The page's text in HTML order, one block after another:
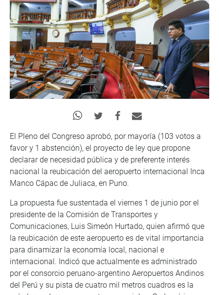
El Pleno del Congreso aprobó, por mayoría (103 votos a
favor y 1 abstención), el proyecto de ley que propone
declarar de necesidad pública y de preferente interés
nacional la reubicación del aeropuerto internacional Inca
Manco Cápac de Juliaca, en Puno.
La propuesta fue sustentada el viernes 1 de junio por el
presidente de la Comisión de Transportes y
Comunicaciones, Luis Simeón Hurtado, quien afirmó que
la reubicación de este aeropuerto es de vital importancia
para dinamizar la economía local, nacional e
internacional. Indicó que actualmente es administrado
por el consorcio peruano-argentino Aeropuertos Andinos
del Perú y su pista de cuatro mil metros cuadros es la